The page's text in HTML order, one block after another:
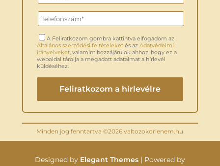
A Feliratkozom gombra kattintva elfogadom az
Általános szerződési feltételeketés az Adatvédelmi
irányelveket, valamint hozzájárulok ahhoz, hogy ez a
weboldal tárolja a megadott adataimat a hírlevél
küldéséhez.
Minden jog fenntartva ©2026 valtozokorienem.hu
Designed by Elegant Themes| Powered by